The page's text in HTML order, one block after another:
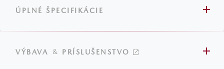
ÚPLNÉ ŠPECIFIKÁCIE
VÝBAVA & PRÍSLUŠENSTVO